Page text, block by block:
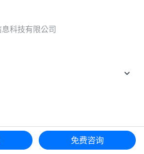
免费咨询